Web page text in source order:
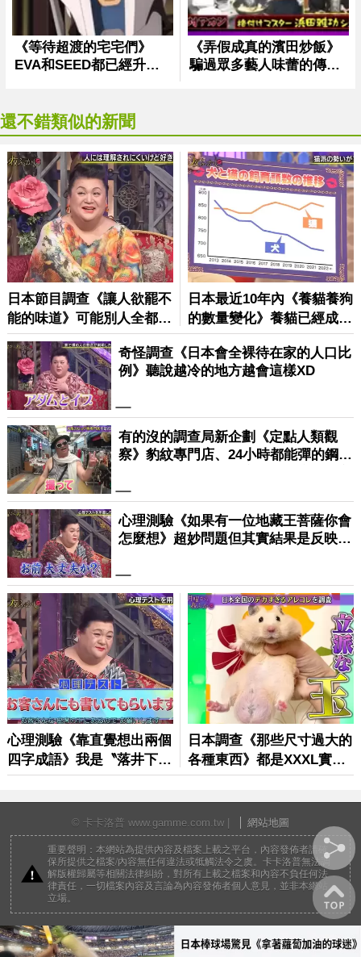
還不錯類似的新聞
© 卡卡洛普 www.gamme.com.tw | 網站地圖
重要聲明：本網站為提供內容及檔案上載之平台，內容發佈者請確
保所提供之檔案/內容無任何違法或牴觸法令之虞。卡卡洛普無法調
解版權歸屬等相關法律糾紛，對所有上載之檔案和內容不負任何法
律責任，一切檔案內容及言論為內容發佈者個人意見，並非本網站
立場。